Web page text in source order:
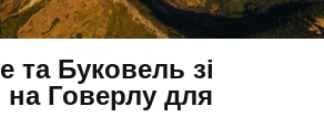
та Буковель зі
Говерлу для